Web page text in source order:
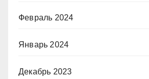
Февраль 2024
Январь 2024
Декабрь 2023